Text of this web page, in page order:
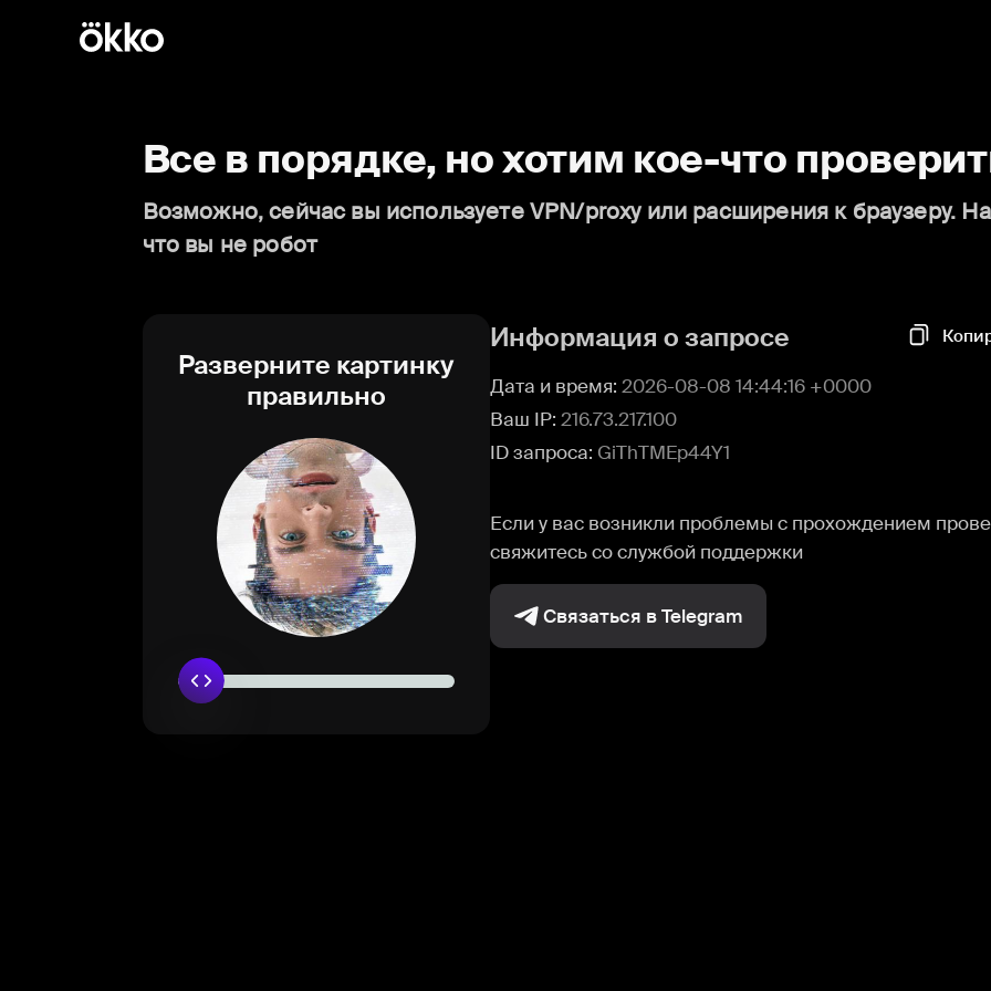
Все в порядке, но хотим кое-что
Возможно, сейчас вы используете VPN/proxy или расширения к браузеру.
что вы не робот
Разверните картинку
правильно
Информация о запросе
Дата и время: 2026-08-08 14:44:16 +0000
Ваш IP: 216.73.217.100
ID запроса: GiThTMEp44Y1
Если у вас возникли проблемы с прохождением
свяжитесь со службой поддержки
Связаться в Telegram